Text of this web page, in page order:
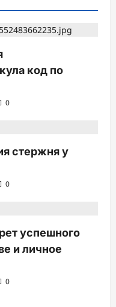
код по
0
стержня у
0
успешного
и личное
0